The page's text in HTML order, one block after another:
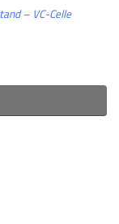
– VC-Celle